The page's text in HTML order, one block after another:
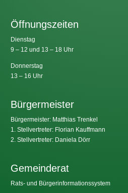
Öffnungszeiten
Dienstag
9 – 12 und 13 – 18 Uhr
Donnerstag
13 – 16 Uhr
Bürgermeister
Bürgermeister: Matthias Trenkel
1. Stellvertreter: Florian Kauffmann
2. Stellvertreter: Daniela Dörr
Gemeinderat
Rats- und Bürgerinformationssystem